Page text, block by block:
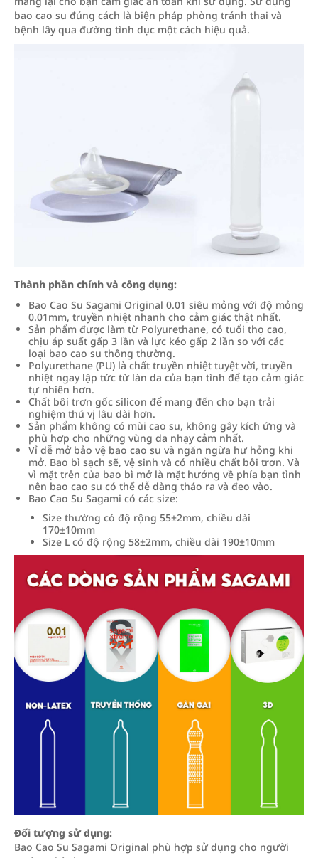
bao cao su đúng cách là biện pháp phòng tránh thai và
bệnh lây qua đường tình dục một cách hiệu quả.
Thành phần chính và công dụng:
Bao Cao Su Sagami Original 0.01 siêu mỏng với độ mỏng
0.01mm, truyền nhiệt nhanh cho cảm giác thật nhất.
Sản phẩm được làm từ Polyurethane, có tuổi thọ cao,
chịu áp suất gấp 3 lần và lực kéo gấp 2 lần so với các
loại bao cao su thông thường.
Polyurethane (PU) là chất truyền nhiệt tuyệt vời, truyền
nhiệt ngay lập tức từ làn da của bạn tình để tạo cảm giác
tự nhiên hơn.
Chất bôi trơn gốc silicon để mang đến cho bạn trải
nghiệm thú vị lâu dài hơn.
Sản phẩm không có mùi cao su, không gây kích ứng và
phù hợp cho những vùng da nhạy cảm nhất.
Vỉ dễ mở bảo vệ bao cao su và ngăn ngừa hư hỏng khi
mở. Bao bì sạch sẽ, vệ sinh và có nhiều chất bôi trơn. Và
vì mặt trên của bao bì mở là mặt hướng về phía bạn tình
nên bao cao su có thể dễ dàng tháo ra và đeo vào.
Bao Cao Su Sagami có các size:
Size thường có độ rộng 55±2mm, chiều dài
170±10mm
Size L có độ rộng 58±2mm, chiều dài 190±10mm
Đối tượng sử dụng:
Bao Cao Su Sagami Original phù hợp sử dụng cho người